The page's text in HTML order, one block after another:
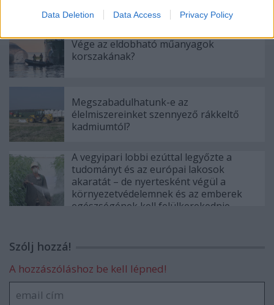
Data Deletion Data Access Privacy Policy
Vége az eldobható műanyagok
korszakának?
Megszabadulhatunk-e az
élelmiszereinket szennyező rákkeltő
kadmiumtól?
A vegyipari lobbi ezúttal legyőzte a
tudományt és az európai lakosok
akaratát – de nyertesként végül a
környezetvédelemnek és az emberek
egészségének kell felülkerekednie
Szólj hozzá!
A hozzászóláshoz be kell lépned!